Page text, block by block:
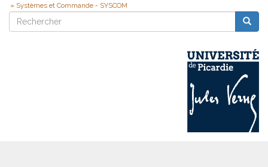
Systèmes et Commande - SYSCOM
Rechercher
Rechercher